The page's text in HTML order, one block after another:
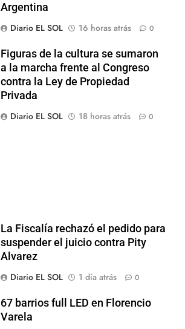
Argentina
Diario EL SOL
16 horas atrás 0
Figuras de la cultura se sumaron
a la marcha frente al Congreso
contra la Ley de Propiedad
Privada
Diario EL SOL
18 horas atrás 0
La Fiscalía rechazó el pedido para
suspender el juicio contra Pity
Alvarez
Diario EL SOL
1 día atrás 0
67 barrios full LED en Florencio
Varela